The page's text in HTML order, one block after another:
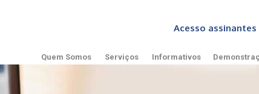
Acesso
Quem Somos Serviços Informativos